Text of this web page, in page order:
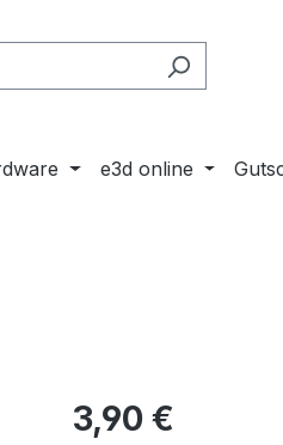
e3d online
Regulärer Preis:
3,90 €